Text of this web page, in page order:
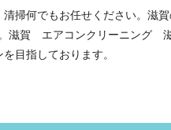
掃何でもお任せください。滋
。滋賀 エアコンクリーニング
目指しております。